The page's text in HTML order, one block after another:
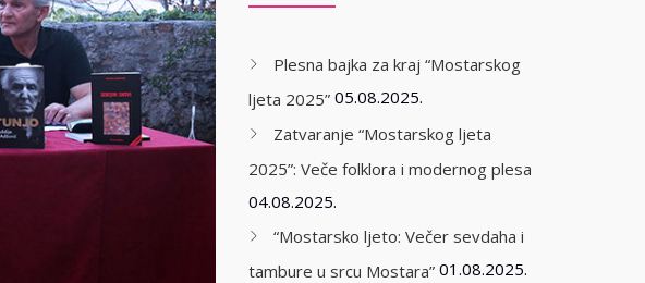
Plesna bajka za kraj “Mostarskog
ljeta 2025” 05.08.2025.
Zatvaranje “Mostarskog ljeta
2025”: Veče folklora i modernog plesa
04.08.2025.
“Mostarsko ljeto: Večer sevdaha i
tambure u srcu Mostara” 01.08.2025.